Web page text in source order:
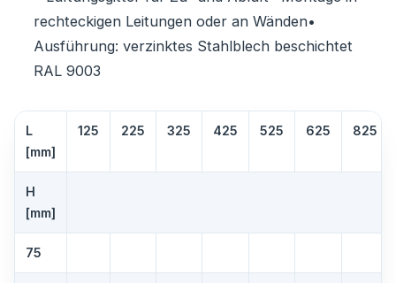
rechteckigen Leitungen oder an Wänden•
Ausführung: verzinktes Stahlblech beschichtet
RAL 9003
L
[mm]
125 225 325 425 525 625 825
H
[mm]
75